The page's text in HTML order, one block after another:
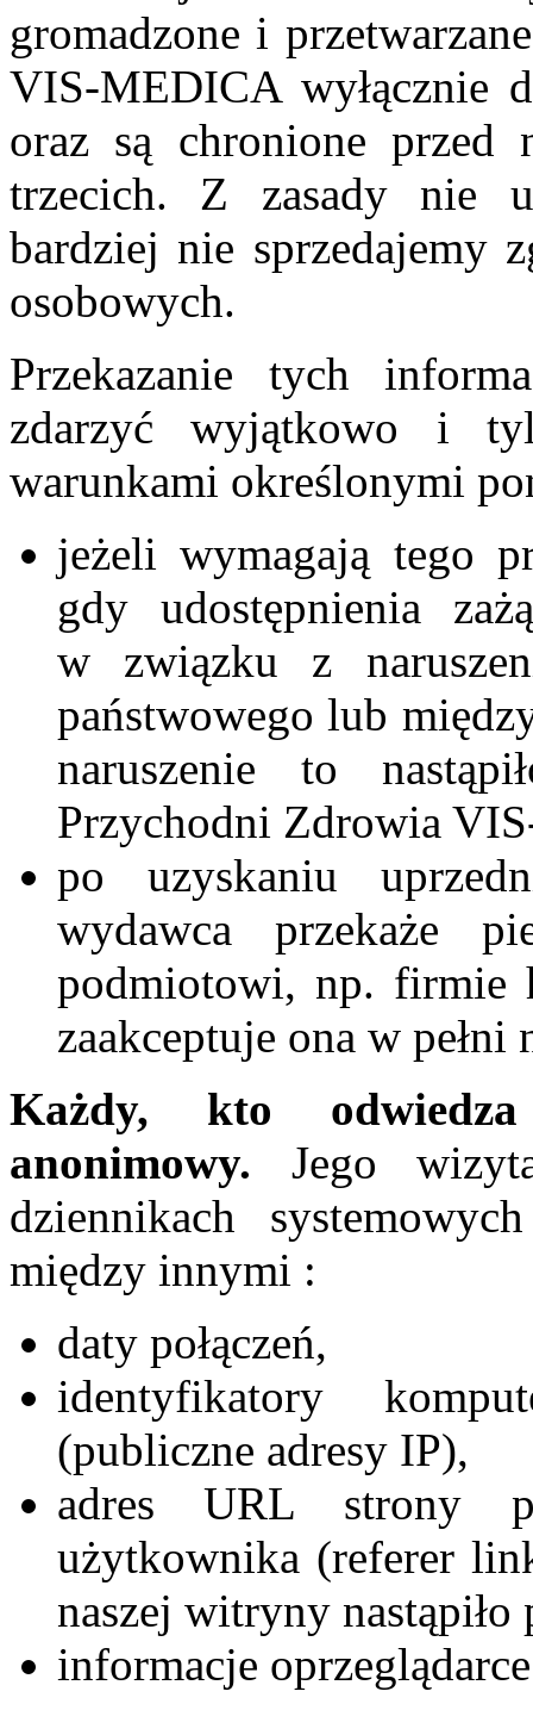
gromadzone i
VIS-MEDICA wyłącznie
oraz są chronione przed
trzecich. Z zasady nie
bardziej nie sprzedajemy
osobowych.
Przekazanie tych
zdarzyć wyjątkowo i
warunkami określonymi
jeżeli wymagają tego
gdy udostępnienia
w związku z
państwowego lub
naruszenie to
Przychodni Zdrowia
po uzyskaniu
wydawca przekaże
podmiotowi, np. firmie
zaakceptuje ona w
Każdy, kto
anonimowy. Jego
dziennikach
między innymi :
daty połączeń,
identyfikatory
(publiczne adresy IP),
adres URL strony
użytkownika (referer
naszej witryny nastąpiło
informacje